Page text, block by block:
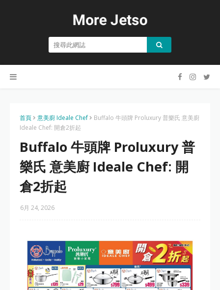
首頁 意美廚 Ideale Chef
Buffalo 牛頭牌 Proluxury 普樂氏 意美廚
Ideale Chef: 開倉2折起
Buffalo 牛頭牌 Proluxury 普
樂氏 意美廚 Ideale Chef: 開
倉2折起
6月 24, 2026